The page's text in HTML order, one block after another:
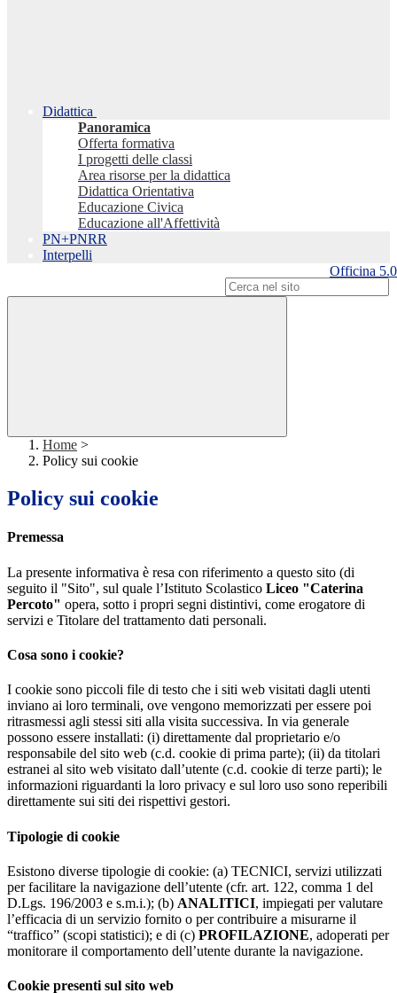
Didattica
Panoramica
Offerta formativa
I progetti delle classi
Area risorse per la didattica
Didattica Orientativa
Educazione Civica
Educazione all'Affettività
PN+PNRR
Interpelli
Officina 5.0
Home >
Policy sui cookie
Policy sui cookie
Premessa
La presente informativa è resa con riferimento a questo sito (di
seguito il "Sito", sul quale l’Istituto Scolastico Liceo "Caterina
Percoto" opera, sotto i propri segni distintivi, come erogatore di
servizi e Titolare del trattamento dati personali.
Cosa sono i cookie?
I cookie sono piccoli file di testo che i siti web visitati dagli utenti
inviano ai loro terminali, ove vengono memorizzati per essere poi
ritrasmessi agli stessi siti alla visita successiva. In via generale
possono essere installati: (i) direttamente dal proprietario e/o
responsabile del sito web (c.d. cookie di prima parte); (ii) da titolari
estranei al sito web visitato dall’utente (c.d. cookie di terze parti); le
informazioni riguardanti la loro privacy e sul loro uso sono reperibili
direttamente sui siti dei rispettivi gestori.
Tipologie di cookie
Esistono diverse tipologie di cookie: (a) TECNICI, servizi utilizzati
per facilitare la navigazione dell’utente (cfr. art. 122, comma 1 del
D.Lgs. 196/2003 e s.m.i.); (b) ANALITICI, impiegati per valutare
l’efficacia di un servizio fornito o per contribuire a misurarne il
“traffico” (scopi statistici); e di (c) PROFILAZIONE, adoperati per
monitorare il comportamento dell’utente durante la navigazione.
Cookie presenti sul sito web